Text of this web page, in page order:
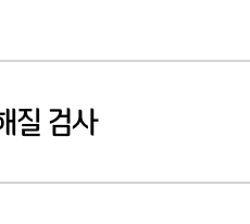
질 검사